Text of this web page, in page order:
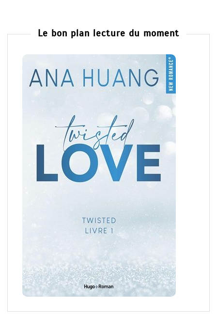
Le bon plan lecture du moment